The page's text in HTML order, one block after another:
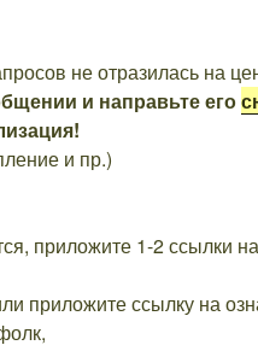
не отразилась на
и направьте его
и пр.)
приложите 1-2 ссылки
приложите ссылку на